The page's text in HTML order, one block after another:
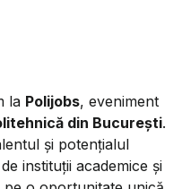
la Polijobs, eveniment
din București.
și potențialul
instituții academice și